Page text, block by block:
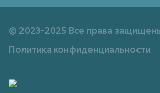
© 2023-2025 Все права
Политика конфиденциальности